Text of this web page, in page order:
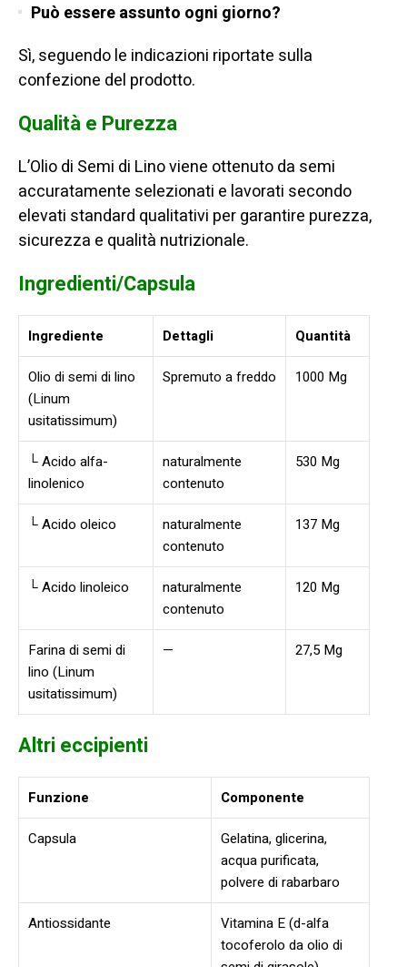
Può essere assunto ogni giorno?
Sì, seguendo le indicazioni riportate sulla
confezione del prodotto.
Qualità e Purezza
L’Olio di Semi di Lino viene ottenuto da semi
accuratamente selezionati e lavorati secondo
elevati standard qualitativi per garantire purezza,
sicurezza e qualità nutrizionale.
Ingredienti/Capsula
Ingrediente Dettagli Quantità
Olio di semi di lino
(Linum
usitatissimum)
Spremuto a freddo 1000 Mg
└ Acido alfa-
linolenico
naturalmente
contenuto
530 Mg
└ Acido oleico
naturalmente
contenuto
137 Mg
└ Acido linoleico
naturalmente
contenuto
120 Mg
Farina di semi di
lino (Linum
usitatissimum)
— 27,5 Mg
Altri eccipienti
Funzione Componente
Capsula
Gelatina, glicerina,
acqua purificata,
polvere di rabarbaro
Antiossidante
Vitamina E (d-alfa
tocoferolo da olio di